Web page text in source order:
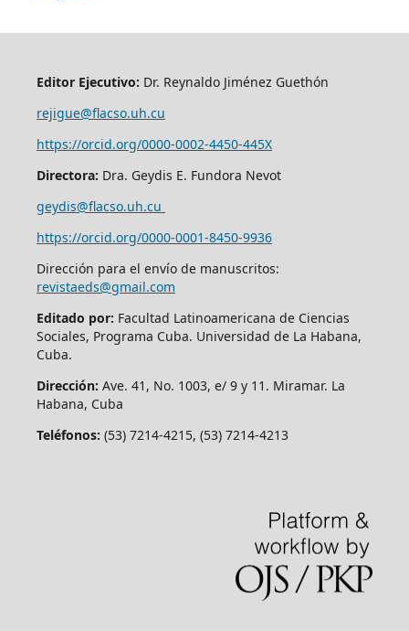
Editor Ejecutivo: Dr. Reynaldo Jiménez Guethón
rejigue@flacso.uh.cu
https://orcid.org/0000-0002-4450-445X
Directora: Dra. Geydis E. Fundora Nevot
geydis@flacso.uh.cu
https://orcid.org/0000-0001-8450-9936
Dirección para el envío de manuscritos:
revistaeds@gmail.com
Editado por: Facultad Latinoamericana de Ciencias
Sociales, Programa Cuba. Universidad de La Habana,
Cuba.
Dirección: Ave. 41, No. 1003, e/ 9 y 11. Miramar. La
Habana, Cuba
Teléfonos: (53) 7214-4215, (53) 7214-4213